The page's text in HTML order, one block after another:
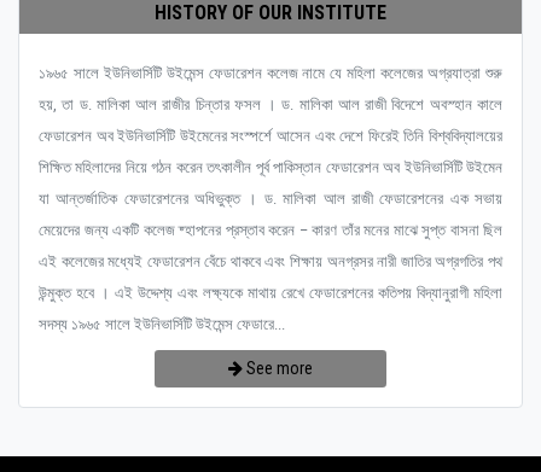
HISTORY OF OUR INSTITUTE
১৯৬৫ সালে ইউনিভার্সিটি উইমেন্স ফেডারেশন কলেজ নামে যে মহিলা কলেজের অগ্রযাত্রা শুরু
হয়, তা ড. মালিকা আল রাজীর চিন্তার ফসল । ড. মালিকা আল রাজী বিদেশে অবস্হান কালে
ফেডারেশন অব ইউনিভার্সিটি উইমেনের সংস্পর্শে আসেন এবং দেশে ফিরেই তিনি বিশ্ববিদ্যালয়ের
শিক্ষিত মহিলাদের নিয়ে গঠন করেন তৎকালীন পূর্ব পাকিস্তান ফেডারেশন অব ইউনিভার্সিটি উইমেন
যা আন্তর্জাতিক ফেডারেশনের অধিভুক্ত । ড. মালিকা আল রাজী ফেডারেশনের এক সভায়
মেয়েদের জন্য একটি কলেজ ষ্হাপনের প্রস্তাব করেন – কারণ তাঁর মনের মাঝে সুপ্ত বাসনা ছিল
এই কলেজের মধ্যেই ফেডারেশন বেঁচে থাকবে এবং শিক্ষায় অনগ্রসর নারী জাতির অগ্রগতির পথ
উন্মুক্ত হবে । এই উদ্দেশ্য এবং লক্ষ্যকে মাথায় রেখে ফেডারেশনের কতিপয় বিদ্যানুরাগী মহিলা
সদস্য ১৯৬৫ সালে ইউনিভার্সিটি উইমেন্স ফেডারে...
See more